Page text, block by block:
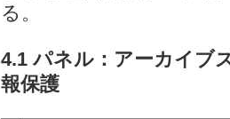
る。
4.1 パネル：アーカイブ
報保護